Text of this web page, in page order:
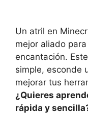
Un atril en
mejor aliado
encantación.
simple,​ esconde
mejorar tus
¿Quieres
rápida y